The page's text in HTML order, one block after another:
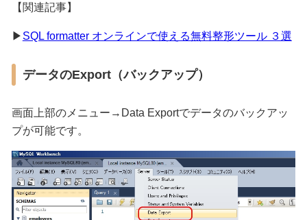
【関連記事】
▶ SQL formatter オンラインで使える無料整形ツール ３選
データのExport（バックアップ）
画面上部のメニュー→Data Exportでデータのバックアッ
プが可能です。